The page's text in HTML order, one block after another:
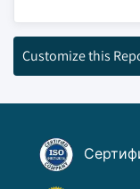
Customize this